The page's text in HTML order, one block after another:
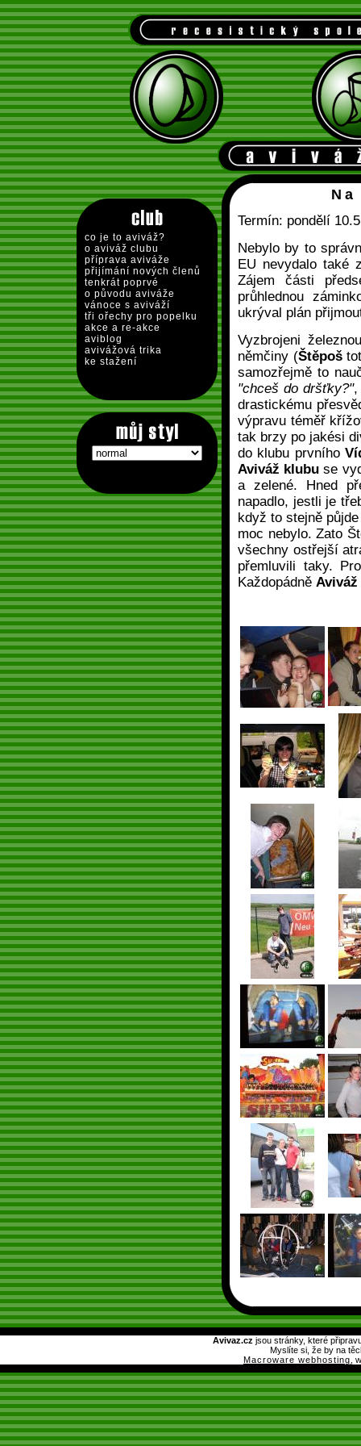
co je to aviváž?
o aviváž clubu
příprava aviváže
přijímání nových členů
tenkrát poprvé
o původu aviváže
vánoce s aviváží
tři ořechy pro popelku
akce a re-akce
aviblog
avivážová trika
ke stažení
Termín: pondělí
Nebylo by to
EU nevydalo také
Zájem části
průhlednou
ukrýval plán
Vyzbrojeni
němčiny (Štěpoš
samozřejmě to
"chceš do dršťky?",
drastickému
výpravu téměř
tak brzy po jakési
do klubu prvního
Aviváž klubu se
a zelené. Hned
napadlo, jestli je
když to stejně
moc nebylo. Zato
všechny ostřejší
přemluvili taky.
Každopádně
Avivaz.cz jsou stránky, které
Myslíte si, že by na
Macroware webhosting ,